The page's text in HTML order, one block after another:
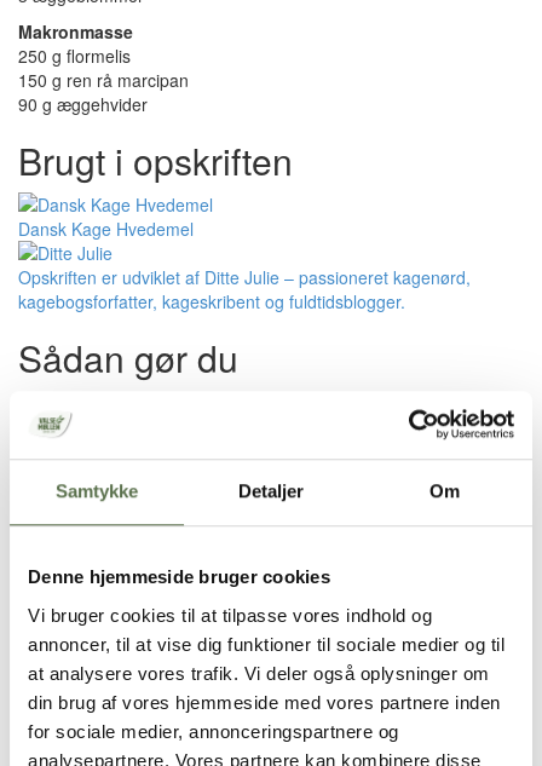
Samtykke Detaljer Om
Denne hjemmeside bruger cookies
Vi bruger cookies til at tilpasse vores indhold og
annoncer, til at vise dig funktioner til sociale medier og til
at analysere vores trafik. Vi deler også oplysninger om
din brug af vores hjemmeside med vores partnere inden
for sociale medier, annonceringspartnere og
analysepartnere. Vores partnere kan kombinere disse
Makronmasse
250 g flormelis
150 g ren rå marcipan
90 g æggehvider
Brugt i opskriften
Dansk Kage Hvedemel
Opskriften er udviklet af Ditte Julie – passioneret kagenørd,
kagebogsforfatter, kageskribent og fuldtidsblogger.
Sådan gør du
vaniljepasta, sukker, rabarber og citronskal og -saft op i en
Lad kompotten køle ned til den skal bruges.
Smuldr flormelis, mel, bagepulver og smør sammen. Saml
(25 x 25 cm) med bagepapir, og udrul herefter dejen i 4
ved 175°C varmluft i ca. 20 minutter. Lad bunden køle kort.
Smør rabarberkompotten ud over bunden.
Ælt det hele omhyggeligt sammen – der må ikke være
marcipanklumper. Hæld/smør meget forsigtigt
makronmassen over rabarberkompotten. Sæt kagen tilbage
i ovnen, men nu ved 200 grader varmluft, i ca. 20-25